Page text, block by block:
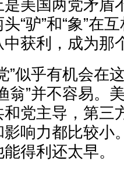
美国两党矛盾
“驴”和“象”在
获利，成为那
”似乎有机会在
翁”并不容易。
党主导，第三
响力都比较小
得利还太早。